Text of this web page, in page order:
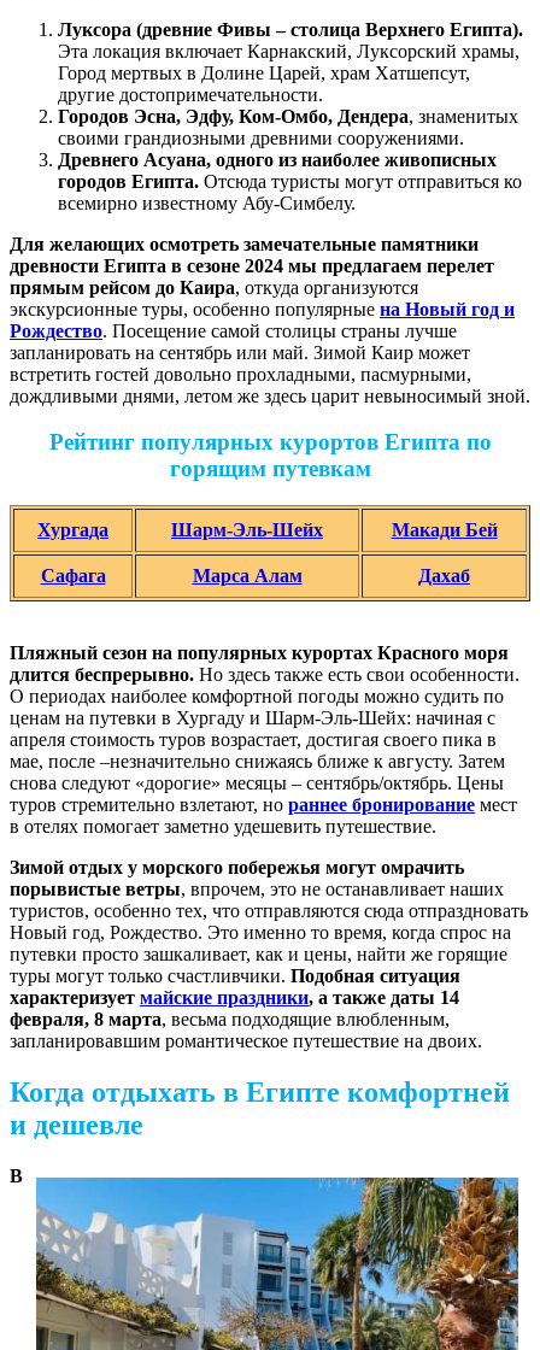
Луксора (древние Фивы – столица Верхнего Египта).
Эта локация включает Карнакский, Луксорский храмы,
Город мертвых в Долине Царей, храм Хатшепсут,
другие достопримечательности.
Городов Эсна, Эдфу, Ком-Омбо, Дендера, знаменитых
своими грандиозными древними сооружениями.
Древнего Асуана, одного из наиболее живописных
городов Египта. Отсюда туристы могут отправиться ко
всемирно известному Абу-Симбелу.
Для желающих осмотреть замечательные памятники
древности Египта в сезоне 2024 мы предлагаем перелет
прямым рейсом до Каира, откуда организуются
экскурсионные туры, особенно популярные на Новый год и
Рождество. Посещение самой столицы страны лучше
запланировать на сентябрь или май. Зимой Каир может
встретить гостей довольно прохладными, пасмурными,
дождливыми днями, летом же здесь царит невыносимый зной.
Рейтинг популярных курортов Египта по
горящим путевкам
Хургада Шарм-Эль-Шейх Макади Бей
Сафага Марса Алам Дахаб
Пляжный сезон на популярных курортах Красного моря
длится беспрерывно. Но здесь также есть свои особенности.
О периодах наиболее комфортной погоды можно судить по
ценам на путевки в Хургаду и Шарм-Эль-Шейх: начиная с
апреля стоимость туров возрастает, достигая своего пика в
мае, после –незначительно снижаясь ближе к августу. Затем
снова следуют «дорогие» месяцы – сентябрь/октябрь. Цены
туров стремительно взлетают, но раннее бронирование мест
в отелях помогает заметно удешевить путешествие.
Зимой отдых у морского побережья могут омрачить
порывистые ветры, впрочем, это не останавливает наших
туристов, особенно тех, что отправляются сюда отпраздновать
Новый год, Рождество. Это именно то время, когда спрос на
путевки просто зашкаливает, как и цены, найти же горящие
туры могут только счастливчики. Подобная ситуация
характеризует майские праздники, а также даты 14
февраля, 8 марта, весьма подходящие влюбленным,
запланировавшим романтическое путешествие на двоих.
Когда отдыхать в Египте комфортней
и дешевле
В